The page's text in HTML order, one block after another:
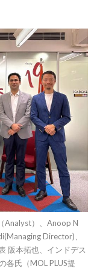
Analyst）、Anoop N
Director)、
阪本拓也、インドデス
各氏（MOL PLUS提